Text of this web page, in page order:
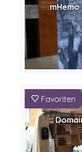
mHemo
Favoriten